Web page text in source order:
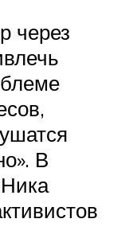
через
В